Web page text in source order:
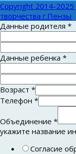
Copyright 2014-
творчества г.Пензы
Данные родителя *
Данные ребенка *
Возраст *
Телефон *
Объединение *
укажите название
Согласие